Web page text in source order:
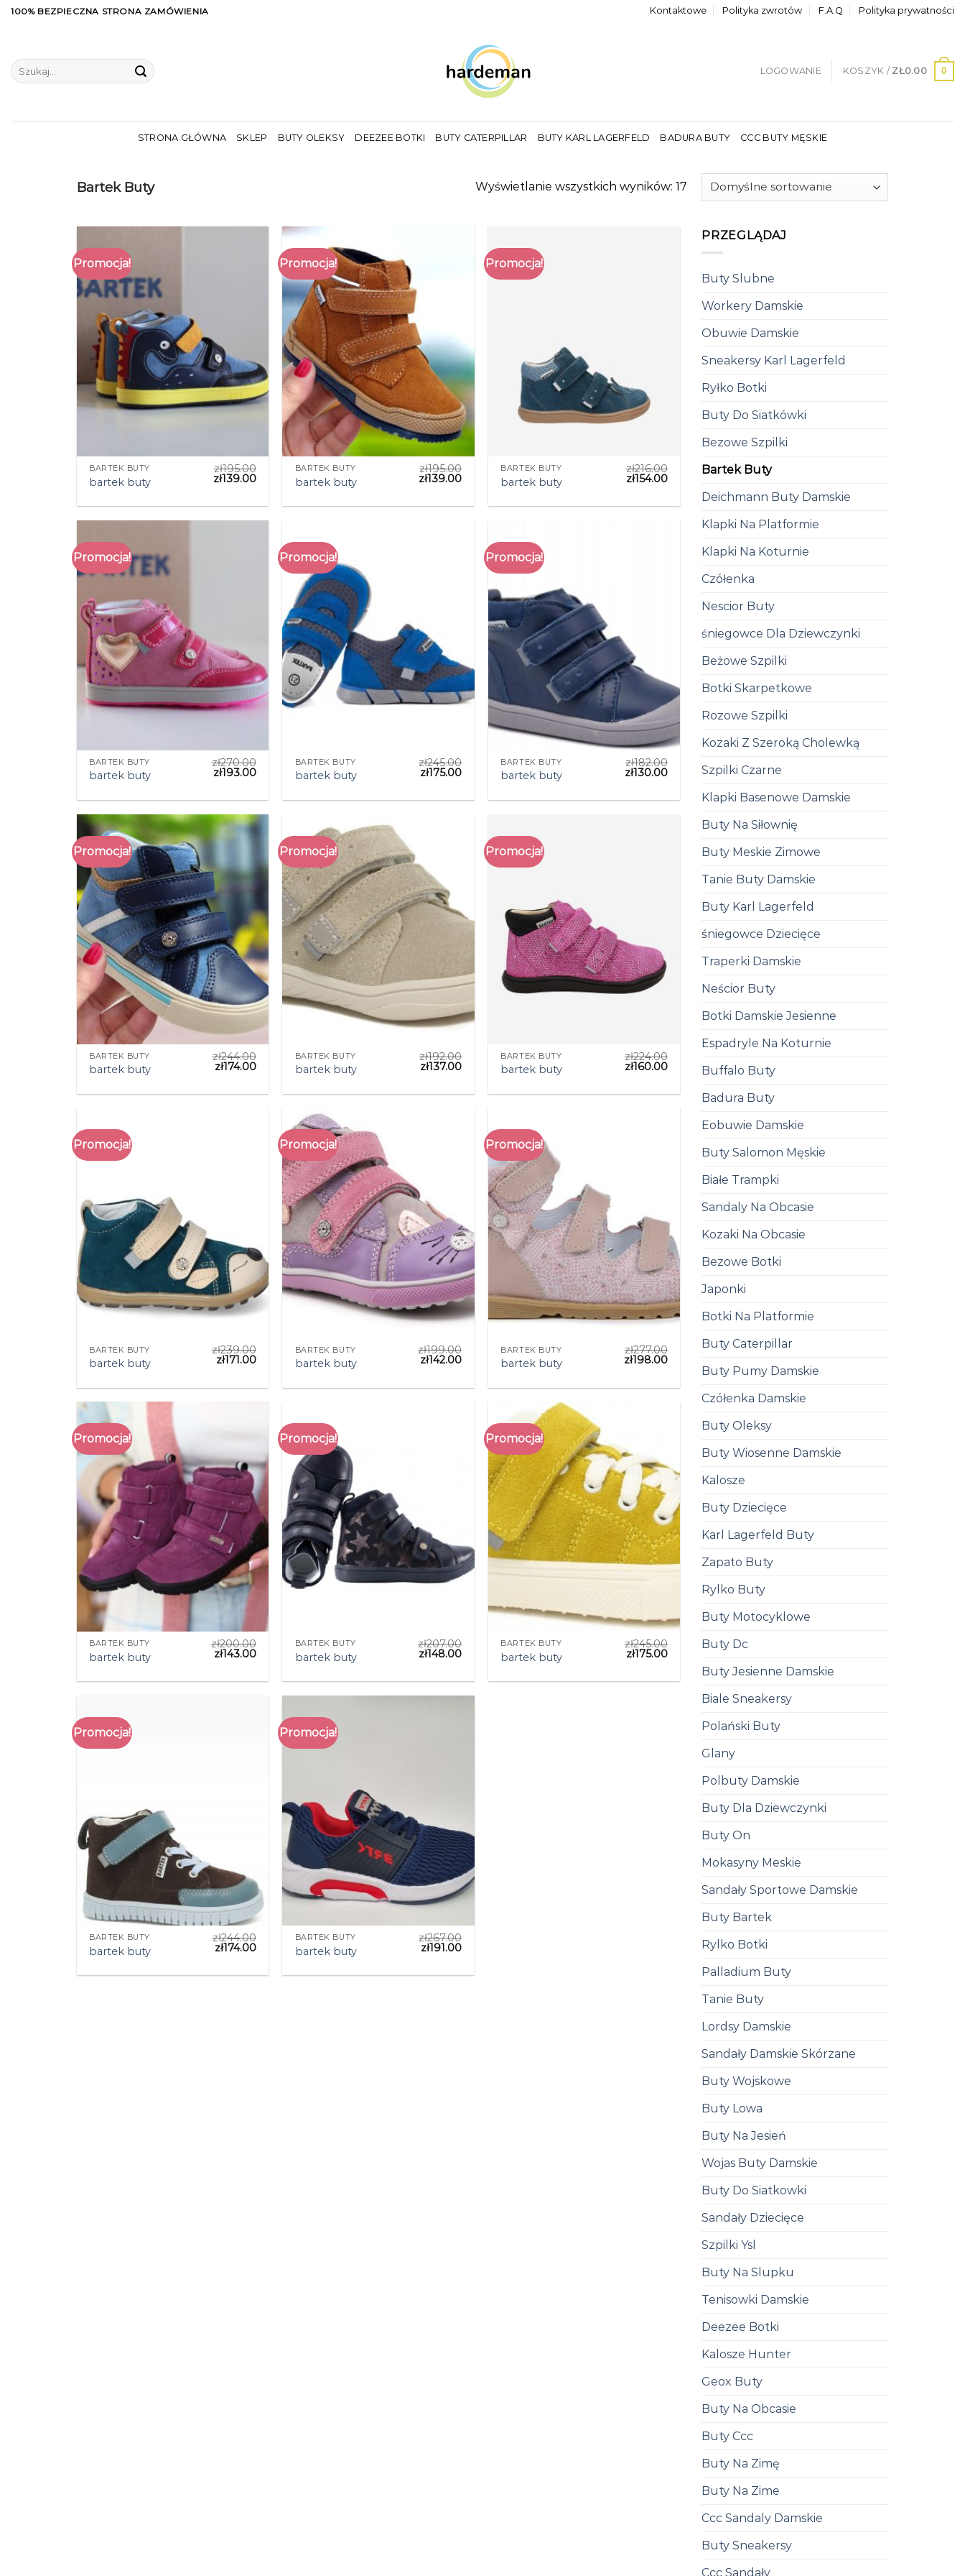
Skip100% BEZPIECZNA STRONA ZAMÓWIENIA Kontaktowe Polityka zwrotów F.A.Q Polityka prywatności
Szukaj:
LOGOWANIE KOSZYK / ZŁ0.00 0
STRONA GŁÓWNA SKLEP BUTY OLEKSY DEEZEE BOTKI BUTY CATERPILLAR BUTY KARL LAGERFELD BADURA BUTY CCC BUTY MĘSKIE
Bartek Buty Wyświetlanie wszystkich wyników: 17
Promocja!
BARTEK BUTY
bartek buty
zł195.00
zł139.00
Promocja!
BARTEK BUTY
bartek buty
zł195.00
zł139.00
Promocja!
BARTEK BUTY
bartek buty
zł216.00
zł154.00
Promocja!
BARTEK BUTY
bartek buty
zł270.00
zł193.00
Promocja!
BARTEK BUTY
bartek buty
zł245.00
zł175.00
Promocja!
BARTEK BUTY
bartek buty
zł182.00
zł130.00
Promocja!
BARTEK BUTY
bartek buty
zł244.00
zł174.00
Promocja!
BARTEK BUTY
bartek buty
zł192.00
zł137.00
Promocja!
BARTEK BUTY
bartek buty
zł224.00
zł160.00
Promocja!
BARTEK BUTY
bartek buty
zł239.00
zł171.00
Promocja!
BARTEK BUTY
bartek buty
zł199.00
zł142.00
Promocja!
BARTEK BUTY
bartek buty
zł277.00
zł198.00
Promocja!
BARTEK BUTY
bartek buty
zł200.00
zł143.00
Promocja!
BARTEK BUTY
bartek buty
zł207.00
zł148.00
Promocja!
BARTEK BUTY
bartek buty
zł245.00
zł175.00
Promocja!
BARTEK BUTY
bartek buty
zł244.00
zł174.00
Promocja!
BARTEK BUTY
bartek buty
zł267.00
zł191.00
PRZEGLĄDAJ
Buty Slubne
Workery Damskie
Obuwie Damskie
Sneakersy Karl Lagerfeld
Ryłko Botki
Buty Do Siatkówki
Bezowe Szpilki
Bartek Buty
Deichmann Buty Damskie
Klapki Na Platformie
Klapki Na Koturnie
Czółenka
Nescior Buty
śniegowce Dla Dziewczynki
Beżowe Szpilki
Botki Skarpetkowe
Rozowe Szpilki
Kozaki Z Szeroką Cholewką
Szpilki Czarne
Klapki Basenowe Damskie
Buty Na Siłownię
Buty Meskie Zimowe
Tanie Buty Damskie
Buty Karl Lagerfeld
śniegowce Dziecięce
Traperki Damskie
Neścior Buty
Botki Damskie Jesienne
Espadryle Na Koturnie
Buffalo Buty
Badura Buty
Eobuwie Damskie
Buty Salomon Męskie
Białe Trampki
Sandaly Na Obcasie
Kozaki Na Obcasie
Bezowe Botki
Japonki
Botki Na Platformie
Buty Caterpillar
Buty Pumy Damskie
Czółenka Damskie
Buty Oleksy
Buty Wiosenne Damskie
Kalosze
Buty Dziecięce
Karl Lagerfeld Buty
Zapato Buty
Rylko Buty
Buty Motocyklowe
Buty Dc
Buty Jesienne Damskie
Biale Sneakersy
Polański Buty
Glany
Polbuty Damskie
Buty Dla Dziewczynki
Buty On
Mokasyny Meskie
Sandały Sportowe Damskie
Buty Bartek
Rylko Botki
Palladium Buty
Tanie Buty
Lordsy Damskie
Sandały Damskie Skórzane
Buty Wojskowe
Buty Lowa
Buty Na Jesień
Wojas Buty Damskie
Buty Do Siatkowki
Sandały Dziecięce
Szpilki Ysl
Buty Na Slupku
Tenisowki Damskie
Deezee Botki
Kalosze Hunter
Geox Buty
Buty Na Obcasie
Buty Ccc
Buty Na Zimę
Buty Na Zime
Ccc Sandaly Damskie
Buty Sneakersy
Ccc Sandały